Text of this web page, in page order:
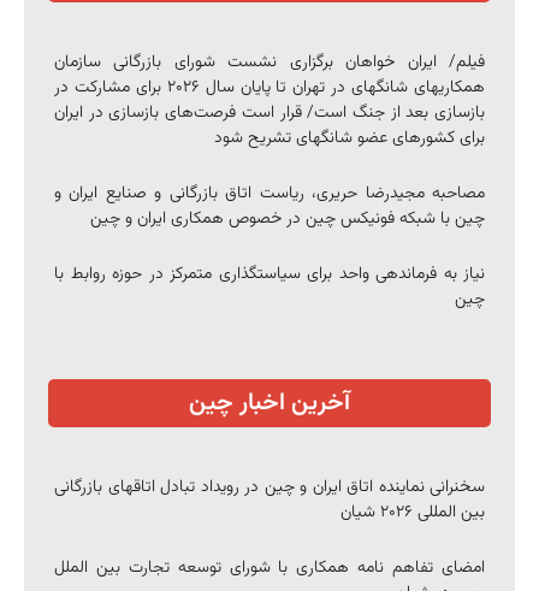
فیلم/ ایران خواهان برگزاری نشست شورای بازرگانی سازمان
همکاری‎های شانگهای در تهران تا پایان سال ۲۰۲۶ برای مشارکت در
بازسازی بعد از جنگ است/ قرار است فرصت‌های بازسازی در ایران
برای کشورهای عضو شانگهای تشریح شود
مصاحبه مجیدرضا حریری، ریاست اتاق بازرگانی و صنایع ایران و
چین با شبکه فونیکس چین در خصوص همکاری ایران و چین
نیاز به فرماندهی واحد برای سیاستگذاری متمرکز در حوزه روابط با
چین
آخرین اخبار چین
سخنرانی نماینده اتاق ایران و چین در رویداد تبادل اتاقهای بازرگانی
بین المللی ۲۰۲۶ شیان
امضای تفاهم نامه همکاری با شورای توسعه تجارت بین الملل